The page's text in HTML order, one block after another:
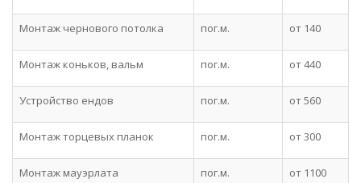
Монтаж чернового потолка пог.м. от 140
Монтаж коньков, вальм пог.м. от 440
Устройство ендов пог.м. от 560
Монтаж торцевых планок пог.м. от 300
Монтаж мауэрлата пог.м. от 1100